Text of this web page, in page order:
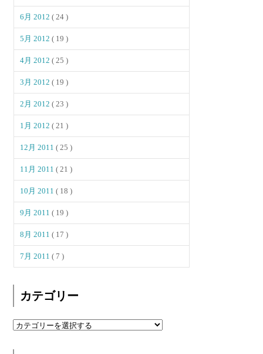
6月 2012( 24 )
5月 2012( 19 )
4月 2012( 25 )
3月 2012( 19 )
2月 2012( 23 )
1月 2012( 21 )
12月 2011( 25 )
11月 2011( 21 )
10月 2011( 18 )
9月 2011( 19 )
8月 2011( 17 )
7月 2011( 7 )
カテゴリー